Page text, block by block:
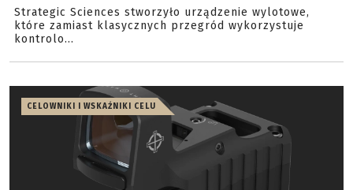
Strategic Sciences stworzyło urządzenie wylotowe,
które zamiast klasycznych przegród wykorzystuje
kontrolo...
CELOWNIKI I WSKAŹNIKI CELU